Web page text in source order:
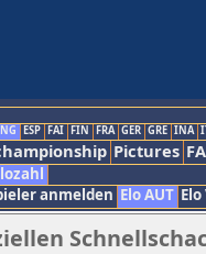
ESP FAI FIN FRA GER GRE INA
Pictures
anmelden Elo AUT